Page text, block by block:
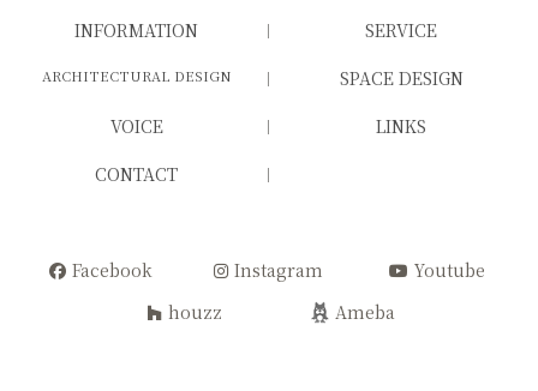
INFORMATION
SERVICE
ARCHITECTURAL DESIGN
SPACE DESIGN
VOICE
LINKS
CONTACT
Facebook Instagram
Youtube
houzz
Ameba